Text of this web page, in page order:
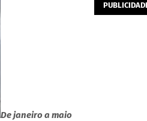
De janeiro a maio